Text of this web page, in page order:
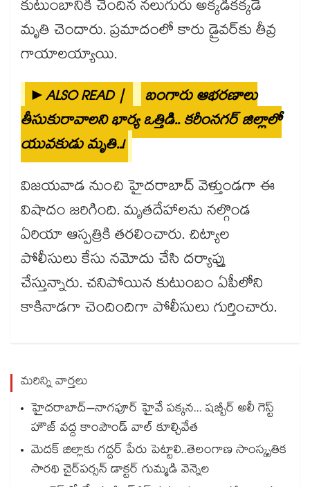
కుటుంబానికి చెందిన నలుగురు అక్కడికక్కడే
మృతి చెందారు. ప్రమాదంలో కారు డ్రైవర్‌కు తీవ్ర
గాయాలయ్యాయి.
►ALSO READ |
బంగారు ఆభరణాలు
తీసుకురావాలని భార్య ఒత్తిడి.. కరీంనగర్ జిల్లాలో
యువకుడు మృతి..!
విజయవాడ నుంచి హైదరాబాద్ వెళ్తుండగా ఈ
విషాదం జరిగింది. మృతదేహాలను నల్గొండ
ఏరియా ఆస్పత్రికి తరలించారు. చిట్యాల
పోలీసులు కేసు నమోదు చేసి దర్యాప్తు
చేస్తున్నారు. చనిపోయిన కుటుంబం ఏపీలోని
కాకినాడగా చెందిందిగా పోలీసులు గుర్తించారు.
మరిన్ని వార్తలు
హైదరాబాద్–నాగపూర్ హైవే పక్కన... షబ్బీర్ అలీ గెస్ట్
హౌజ్ వద్ద కాంపౌండ్ వాల్ కూల్చివేత
మెదక్ జిల్లాకు గద్దర్ పేరు పెట్టాలి..తెలంగాణ సాంస్కృతిక
సారథి చైర్‌‌పర్సన్ డాక్టర్ గుమ్మడి వెన్నెల